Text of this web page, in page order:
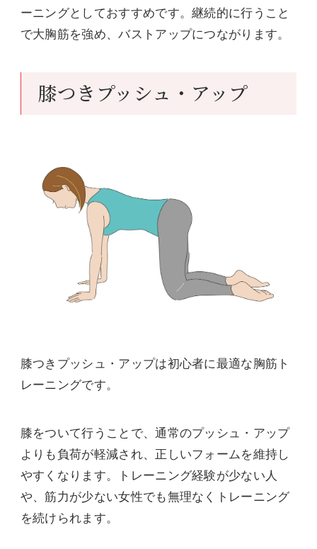
ーニングとしておすすめです。継続的に行うこと
で大胸筋を強め、バストアップにつながります。
膝つきプッシュ・アップ
膝つきプッシュ・アップは初心者に最適な胸筋ト
レーニングです。
膝をついて行うことで、通常のプッシュ・アップ
よりも負荷が軽減され、正しいフォームを維持し
やすくなります。トレーニング経験が少ない人
や、筋力が少ない女性でも無理なくトレーニング
を続けられます。